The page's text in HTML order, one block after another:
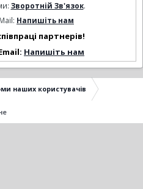
Зворотній Зв'язок.
Напишіть нам
партнерів!
Напишіть нам
наших користувачів